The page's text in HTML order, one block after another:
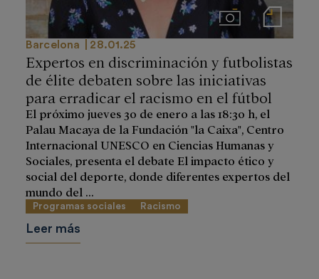
ImágenesNotas de prensa
Barcelona 28.01.25
Expertos en discriminación y futbolistas
de élite debaten sobre las iniciativas
para erradicar el racismo en el fútbol
El próximo jueves 30 de enero a las 18:30 h, el
Palau Macaya de la Fundación "la Caixa", Centro
Internacional UNESCO en Ciencias Humanas y
Sociales, presenta el debate El impacto ético y
social del deporte, donde diferentes expertos del
mundo del ...
Programas sociales Racismo
Leer más